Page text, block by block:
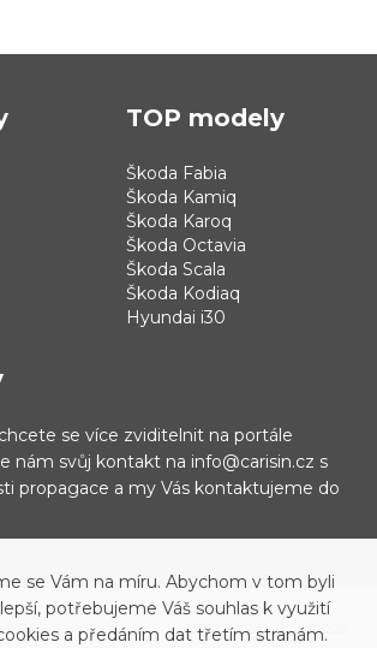
TOP modely
Škoda Fabia
Škoda Kamiq
Škoda Karoq
Škoda Octavia
Škoda Scala
Škoda Kodiaq
Hyundai i30
se více zviditelnit na portále
nám svůj kontakt na info@carisin.cz s
propagace a my Vás kontaktujeme do
Archiv vozů Facebook
se Vám na míru. Abychom v tom byli
potřebujeme Váš souhlas k využití
a předáním dat třetím stranám.